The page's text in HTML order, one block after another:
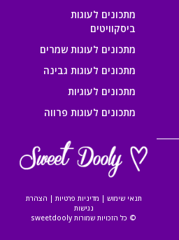
מתכונים לעוגות
ביסקוויטים
מתכונים לעוגות שמרים
מתכונים לעוגות גבינה
מתכונים לעוגיות
מתכונים לעוגות פרווה
תנאי שימוש | מדיניות פרטיות | הצהרת
נגישות
© כל הזכויות שמורות sweetdooly